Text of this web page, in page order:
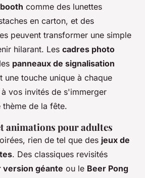
comme des lunettes
en carton, et des
peuvent transformer une simple
hilarant. Les cadres photo
panneaux de signalisation
une touche unique à chaque
vos invités de s'immerger
de la fête.
animations pour adultes
rien de tel que des jeux de
. Des classiques revisités
version géante ou le Beer Pong